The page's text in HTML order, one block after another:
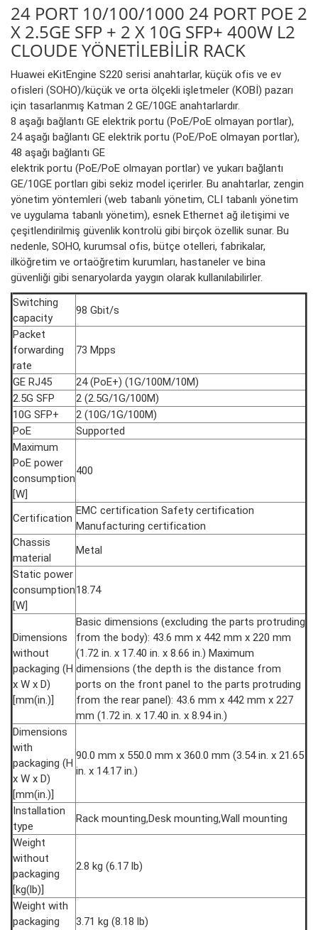
24 PORT 10/100/1000 24 PORT POE 2
X 2.5GE SFP + 2 X 10G SFP+ 400W L2
CLOUDE YÖNETİLEBİLİR RACK
Huawei eKitEngine S220 serisi anahtarlar, küçük ofis ve ev
ofisleri (SOHO)/küçük ve orta ölçekli işletmeler (KOBİ) pazarı
için tasarlanmış Katman 2 GE/10GE anahtarlardır.
8 aşağı bağlantı GE elektrik portu (PoE/PoE olmayan portlar),
24 aşağı bağlantı GE elektrik portu (PoE/PoE olmayan portlar),
48 aşağı bağlantı GE
elektrik portu (PoE/PoE olmayan portlar) ve yukarı bağlantı
GE/10GE portları gibi sekiz model içerirler. Bu anahtarlar, zengin
yönetim yöntemleri (web tabanlı yönetim, CLI tabanlı yönetim
ve uygulama tabanlı yönetim), esnek Ethernet ağ iletişimi ve
çeşitlendirilmiş güvenlik kontrolü gibi birçok özellik sunar. Bu
nedenle, SOHO, kurumsal ofis, bütçe otelleri, fabrikalar,
ilköğretim ve ortaöğretim kurumları, hastaneler ve bina
güvenliği gibi senaryolarda yaygın olarak kullanılabilirler.
Switching
capacity
98 Gbit/s
Packet
forwarding
rate
73 Mpps
GE RJ45
24 (PoE+) (1G/100M/10M)
2.5G SFP
2 (2.5G/1G/100M)
10G SFP+
2 (10G/1G/100M)
PoE
Supported
Maximum
PoE power
consumption
[W]
400
Certification
EMC certification Safety certification
Manufacturing certification
Chassis
material
Metal
Static power
consumption
[W]
18.74
Dimensions
without
packaging (H
x W x D)
[mm(in.)]
Basic dimensions (excluding the parts protruding
from the body): 43.6 mm x 442 mm x 220 mm
(1.72 in. x 17.40 in. x 8.66 in.) Maximum
dimensions (the depth is the distance from
ports on the front panel to the parts protruding
from the rear panel): 43.6 mm x 442 mm x 227
mm (1.72 in. x 17.40 in. x 8.94 in.)
Dimensions
with
packaging (H
x W x D)
[mm(in.)]
90.0 mm x 550.0 mm x 360.0 mm (3.54 in. x 21.65
in. x 14.17 in.)
Installation
type
Rack mounting,Desk mounting,Wall mounting
Weight
without
packaging
[kg(lb)]
2.8 kg (6.17 lb)
Weight with
packaging
3.71 kg (8.18 lb)